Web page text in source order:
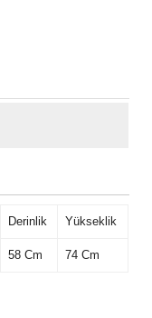
Derinlik Yükseklik
58 Cm 74 Cm